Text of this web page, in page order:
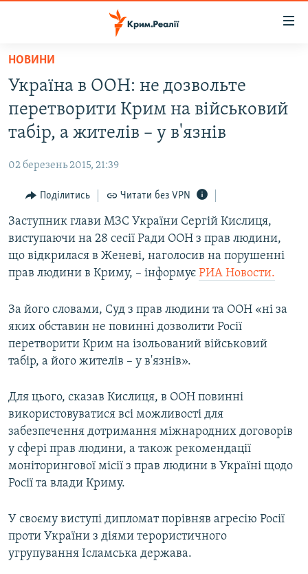
Перейти
основного
матеріалу
Перейти
до
основної
навігації
Перейти
пошуку
ВОДА.КРИМ
ВІДЕО ТА ФОТО
БЛОГИ
ПОГЛЯД
ІНТЕРВ'Ю
ВСЕ ЗА ДЕНЬ
СПЕЦПРОЕКТИ
ВІДЕОУРОКИ «ELIFBE»
СВІДЧЕННЯ ОКУПАЦІЇ
УКРАЇНСЬКА ПРОБЛЕМА КРИМУ
ІНФОГРАФІКА
Русский
Qırımtatar
ДОЛУЧАЙСЯ!
Усі сайти RFE/RL
НОВИНИ
Україна в ООН: не дозвольте
перетворити Крим на військовий
табір, а жителів – у в'язнів
02 березень 2015, 21:39
Поділитись Читати без VPN
Заступник глави МЗС України Сергій Кислиця,
виступаючи на 28 сесії Ради ООН з прав людини,
що відкрилася в Женеві, наголосив на порушенні
прав людини в Криму, –​ інформує РИА Новости.
За його словами, Суд з прав людини та ООН «ні за
яких обставин не повинні дозволити Росії
перетворити Крим на ізольований військовий
табір, а його жителів – у в'язнів».
Для цього, сказав Кислиця, в ООН повинні
використовуватися всі можливості для
забезпечення дотримання міжнародних договорів
у сфері прав людини, а також рекомендації
моніторингової місії з прав людини в Україні щодо
Росії та влади Криму.
У своєму виступі дипломат порівняв агресію Росії
проти України з діями терористичного
угрупування Ісламська держава.